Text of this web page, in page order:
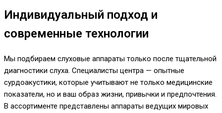
Индивидуальный подход и
современные технологии
Мы подбираем слуховые аппараты только после тщательной
диагностики слуха. Специалисты центра — опытные
сурдоакустики, которые учитывают не только медицинские
показатели, но и ваш образ жизни, привычки и предпочтения.
В ассортименте представлены аппараты ведущих мировых